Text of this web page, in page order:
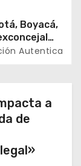
Boyacá,
Autentica
a
de